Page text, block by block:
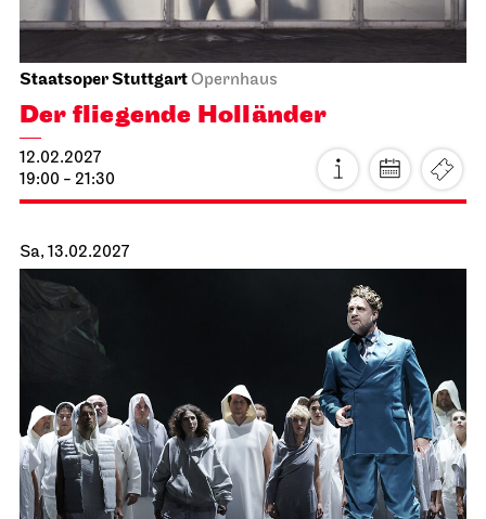
Staatsoper StuttgartOpernhaus
Der fliegende Holländer
12.02.2027
19:00 - 21:30
Sa, 13.02.2027